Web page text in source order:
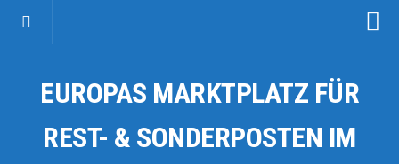
Kategorien
Auto & Motorrad
EUROPAS MARKTPLATZ FÜR
REST- & SONDERPOSTEN IM